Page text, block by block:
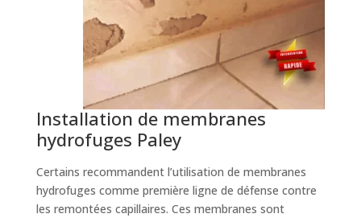
Installation de membranes
hydrofuges Paley
Certains recommandent l’utilisation de membranes
hydrofuges comme première ligne de défense contre
les remontées capillaires. Ces membranes sont